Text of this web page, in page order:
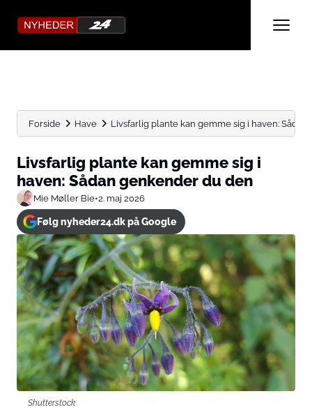
Forside Have Livsfarlig plante kan gemme sig i haven: Sådan
Livsfarlig plante kan gemme sig i
haven: Sådan genkender du den
Mie Møller Bie•2. maj 2026
Følg nyheder24.dk på Google
Shutterstock